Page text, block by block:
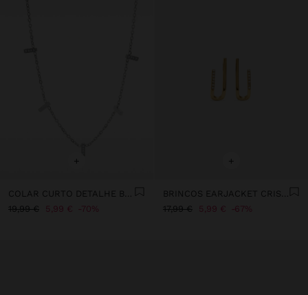
+
19,99 €
5,99 € 70%
+
17,99 €
5,99 € 67%